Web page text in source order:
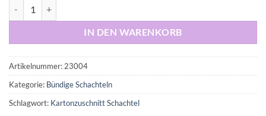
IN DEN WARENKORB
Artikelnummer: 23004
Kategorie: Bündige Schachteln
Schlagwort: Kartonzuschnitt Schachtel